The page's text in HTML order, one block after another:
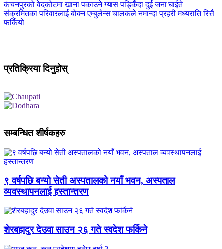
कंचनपुरको वेदकोटमा खाना पकाउने ग्यास पड्किँदा दुई जना घाईते
संक्रमितका परिवारलाई बोक्न एम्बुलेन्स चालकले नमान्दा प्रहरी मध्यराति रित्तै
फर्कियो
प्रतिक्रिया दिनुहोस्
सम्बन्धित शीर्षकहरु
९ वर्षपछि बन्यो सेती अस्पतालको नयाँ भवन, अस्पताल
व्यवस्थापनलाई हस्तान्तरण
शेरबहादुर देउवा साउन २६ गते स्वदेश फर्किने